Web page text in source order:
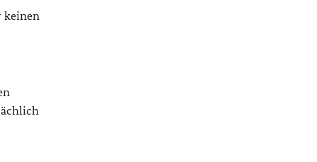
keinen